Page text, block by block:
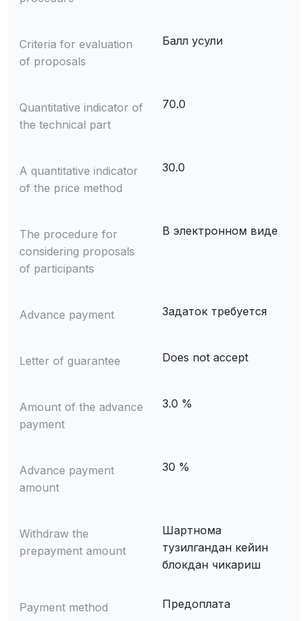
Criteria for evaluation
of proposals
Балл усули
Quantitative indicator of
the technical part
70.0
A quantitative indicator
of the price method
30.0
The procedure for
considering proposals
of participants
В электронном виде
Advance payment Задаток требуется
Letter of guarantee Does not accept
Amount of the advance
payment
3.0 %
Advance payment
amount
30 %
Withdraw the
prepayment amount
Шартнома
тузилгандан кейин
блокдан чикариш
Payment method Предоплата